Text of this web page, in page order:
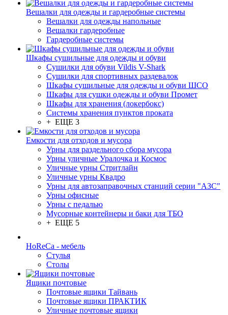
Вешалки для одежды и гардеробные системы
Вешалки для одежды напольные
Вешалки гардеробные
Гардеробные системы
Шкафы сушильные для одежды и обуви
Сушилки для обуви Vildis V-Shark
Сушилки для спортивных раздевалок
Шкафы сушильные для одежды и обуви ШСО
Шкафы для сушки одежды и обуви Промет
Шкафы для хранения (локербокс)
Системы хранения пунктов проката
+ ЕЩЕ 3
Емкости для отходов и мусора
Урны для раздельного сбора мусора
Урны уличные Уралочка и Космос
Уличные урны Стритлайн
Уличные урны Квадро
Урны для автозаправочных станций серии "АЗС"
Урны офисные
Урны с педалью
Мусорные контейнеры и баки для ТБО
+ ЕЩЕ 5
HoReCa - мебель
Стулья
Столы
Ящики почтовые
Почтовые ящики Тайвань
Почтовые ящики ПРАКТИК
Уличные почтовые ящики